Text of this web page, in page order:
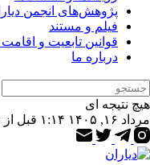
پژوهش‌های انجمن
فیلم و مستند
قوانین تابعیت و اقامت
درباره ما
هیچ نتیجه ای
مرداد ۱۶, ۱۴۰۵ ۱:۱۴ قبل از ظهر